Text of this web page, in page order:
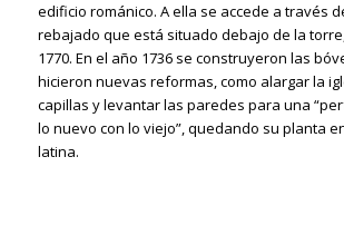
edificio románico. A ella se accede a través
rebajado que está situado debajo de la
1770. En el año 1736 se construyeron las
hicieron nuevas reformas, como alargar la
capillas y levantar las paredes para una
lo nuevo con lo viejo”, quedando su planta
latina.